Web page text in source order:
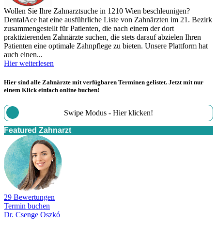
Wollen Sie Ihre Zahnarztsuche in 1210 Wien beschleunigen?
DentalAce hat eine ausführliche Liste von Zahnärzten im 21. Bezirk
zusammengestellt für Patienten, die nach einem der dort
praktizierenden Zahnärzte suchen, die stets darauf abzielen Ihren
Patienten eine optimale Zahnpflege zu bieten. Unsere Plattform hat
auch einen...
Hier weiterlesen
Hier sind alle Zahnärzte mit verfügbaren Terminen gelistet. Jetzt mit nur
einem Klick einfach online buchen!
Swipe Modus - Hier klicken!
Featured Zahnarzt
29 Bewertungen
Termin buchen
Dr. Csenge Oszkó